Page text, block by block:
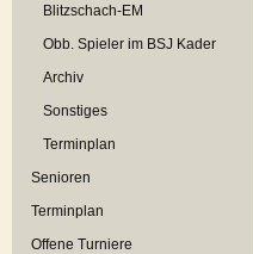
Blitzschach-EM
Obb. Spieler im BSJ Kader
Archiv
Sonstiges
Terminplan
Senioren
Terminplan
Offene Turniere